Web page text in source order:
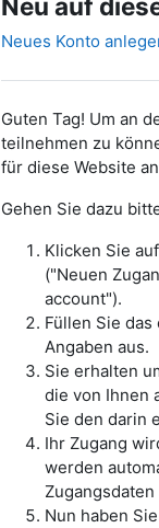
Neu auf
Neues Konto
Guten Tag! Um an
teilnehmen zu
für diese Website
Gehen Sie dazu
Klicken Sie
("Neuen
account").
Füllen Sie
Angaben aus.
Sie erhalten
die von Ihnen
Sie den darin
Ihr Zugang
werden
Nun haben